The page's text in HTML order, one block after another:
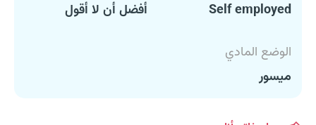
Self employed
أفضل أن لا أقول
الوضع المادي
ميسور